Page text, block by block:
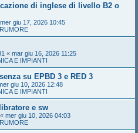
di inglese di livello B2 o
mer giu 17, 2026 10:45
« mar giu 16, 2026 11:25
E IMPIANTI
su EPBD 3 e RED 3
giu 10, 2026 12:48
E IMPIANTI
e sw
« mer giu 10, 2026 04:03